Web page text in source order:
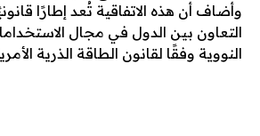
وأضاف أن هذه الاتفاقية تُعد إطارًا
التعاون بين الدول في مجال
النووية وفقًا لقانون الطاقة الذرية الأمريكي